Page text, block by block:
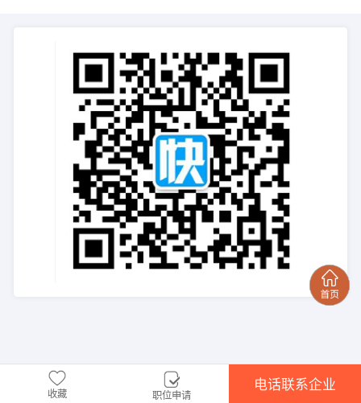
收藏 职位申请
电话联系企业